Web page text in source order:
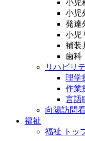
小児
小児
発達
小児
補装
歯科
リハビリ
理学
作業
言語
向陽訪問
福祉
福祉 トッ